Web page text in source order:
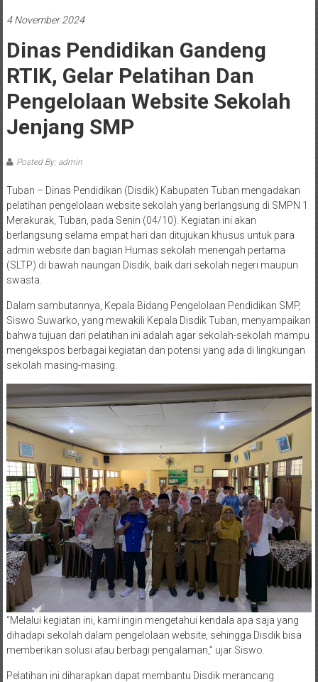
4 November 2024
Dinas Pendidikan Gandeng
RTIK, Gelar Pelatihan Dan
Pengelolaan Website Sekolah
Jenjang SMP
Posted By: admin
Tuban – Dinas Pendidikan (Disdik) Kabupaten Tuban mengadakan
pelatihan pengelolaan website sekolah yang berlangsung di SMPN 1
Merakurak, Tuban, pada Senin (04/10). Kegiatan ini akan
berlangsung selama empat hari dan ditujukan khusus untuk para
admin website dan bagian Humas sekolah menengah pertama
(SLTP) di bawah naungan Disdik, baik dari sekolah negeri maupun
swasta.
Dalam sambutannya, Kepala Bidang Pengelolaan Pendidikan SMP,
Siswo Suwarko, yang mewakili Kepala Disdik Tuban, menyampaikan
bahwa tujuan dari pelatihan ini adalah agar sekolah-sekolah mampu
mengekspos berbagai kegiatan dan potensi yang ada di lingkungan
sekolah masing-masing.
“Melalui kegiatan ini, kami ingin mengetahui kendala apa saja yang
dihadapi sekolah dalam pengelolaan website, sehingga Disdik bisa
memberikan solusi atau berbagi pengalaman,” ujar Siswo.
Pelatihan ini diharapkan dapat membantu Disdik merancang